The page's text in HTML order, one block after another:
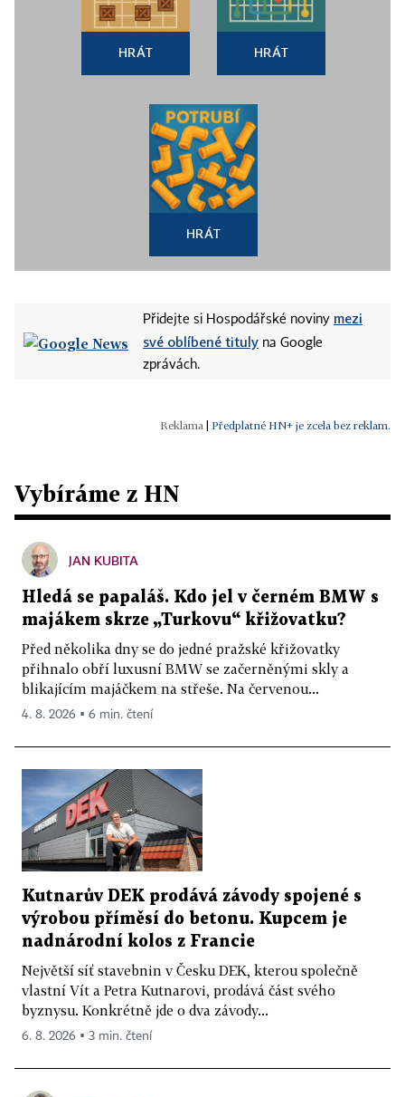
HRÁT HRÁT
HRÁT
Přidejte si Hospodářské noviny mezi
své oblíbené tituly na Google
zprávách.
Předplatné HN+ je zcela bez reklam.
Vybíráme z HN
JAN KUBITA
Hledá se papaláš. Kdo jel v černém BMW s
majákem skrze „Turkovu“ křižovatku?
Před několika dny se do jedné pražské křižovatky
přihnalo obří luxusní BMW se začerněnými skly a
blikajícím majáčkem na střeše. Na červenou...
4. 8. 2026 ▪ 6 min. čtení
Kutnarův DEK prodává závody spojené s
výrobou příměsí do betonu. Kupcem je
nadnárodní kolos z Francie
Největší síť stavebnin v Česku DEK, kterou společně
vlastní Vít a Petra Kutnarovi, prodává část svého
byznysu. Konkrétně jde o dva závody...
6. 8. 2026 ▪ 3 min. čtení